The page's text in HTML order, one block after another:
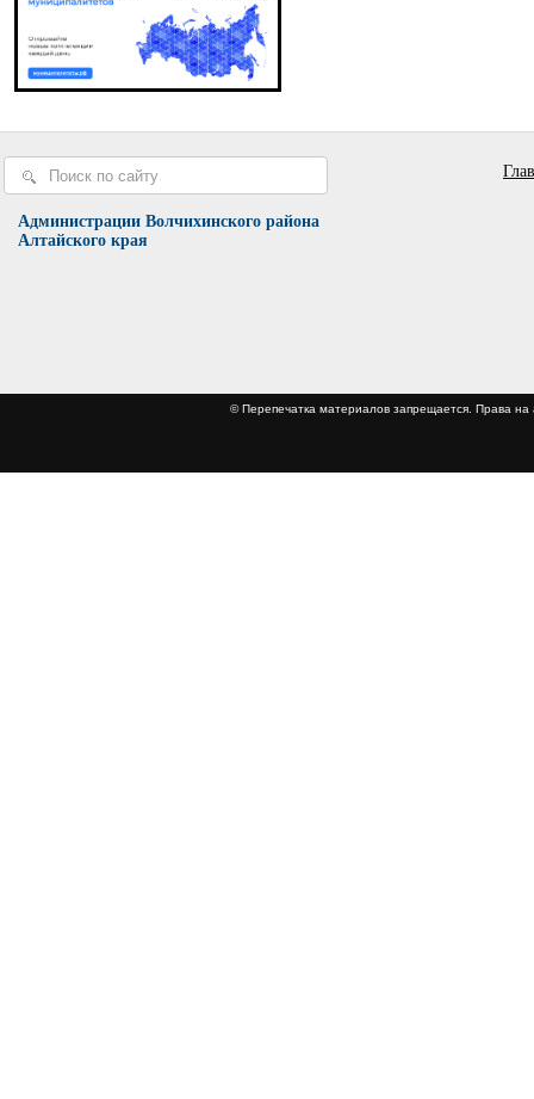
Администрации Волчихинского района
Алтайского края
© Перепечатка материалов запрещается.